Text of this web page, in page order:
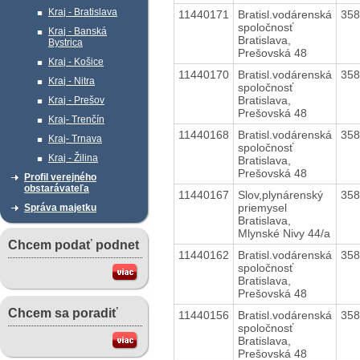
Kraj - Bratislava
Kraj - Banská
Bystrica
Kraj - Košice
Kraj - Nitra
Kraj - Prešov
Kraj- Trenčín
Kraj- Trnava
Kraj - Žilina
Profil verejného
obstarávateľa
Správa majetku
Chcem podať podnet
Chcem sa poradiť
11440171
Bratisl.vodárenská
spoločnosť
Bratislava,
Prešovská 48
11440170
Bratisl.vodárenská
spoločnosť
Bratislava,
Prešovská 48
11440168
Bratisl.vodárenská
spoločnosť
Bratislava,
Prešovská 48
11440167
Slov,plynárenský
priemysel
Bratislava,
Mlynské Nivy 44/a
11440162
Bratisl.vodárenská
spoločnosť
Bratislava,
Prešovská 48
11440156
Bratisl.vodárenská
spoločnosť
Bratislava,
Prešovská 48